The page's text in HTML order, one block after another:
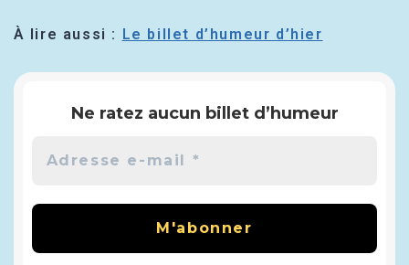
À lire aussi : Le billet d’humeur d’hier
Ne ratez aucun billet d’humeur